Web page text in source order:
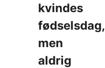
kvindes
fødselsdag,
men
aldrig